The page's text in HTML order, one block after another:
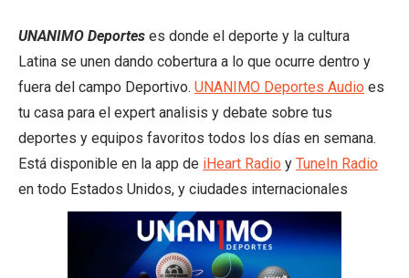
UNANIMO Deportes es donde el deporte y la cultura
Latina se unen dando cobertura a lo que ocurre dentro y
fuera del campo Deportivo. UNANIMO Deportes Audio es
tu casa para el expert analisis y debate sobre tus
deportes y equipos favoritos todos los días en semana.
Está disponible en la app de iHeart Radio y TuneIn Radio
en todo Estados Unidos, y ciudades internacionales